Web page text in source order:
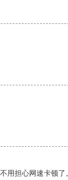
担心网速卡顿